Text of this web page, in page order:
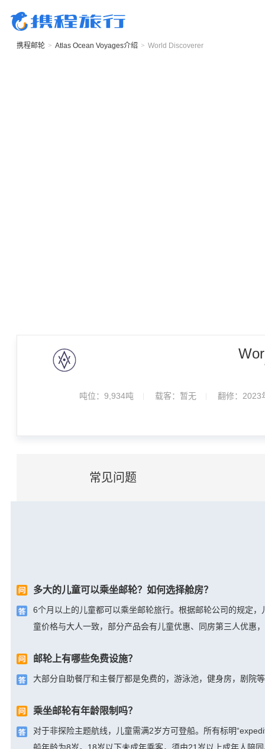
携程邮轮 > Atlas Ocean Voyages介绍 > World Discoverer
吨位： 9,934吨 载客： 暂无 翻修：2023
常见问题
多大的儿童可以乘坐邮轮？如何选择舱房？
6个月以上的儿童都可以乘坐邮轮旅行。根据邮轮公司的规定
童价格与大人一致，部分产品会有儿童优惠、同房第三人优惠
邮轮上有哪些免费设施？
大部分自助餐厅和主餐厅都是免费的，游泳池，健身房，剧院
乘坐邮轮有年龄限制吗？
对于非探险主题航线，儿童需满2岁方可登船。所有标明